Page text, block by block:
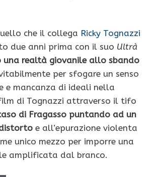
che il collega Ricky Tognazzi
due anni prima con il suo Ultrà
realtà giovanile allo sbando
per sfogare un senso
e mancanza di ideali nella
di Tognazzi attraverso il tifo
di Fragasso puntando ad un
e all’epurazione violenta
unico mezzo per imporre una
amplificata dal branco.